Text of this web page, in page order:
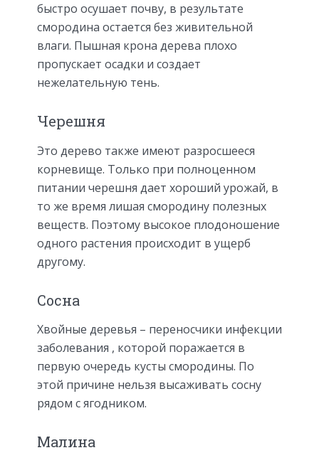
быстро осушает почву, в результате
смородина остается без живительной
влаги. Пышная крона дерева плохо
пропускает осадки и создает
нежелательную тень.
Черешня
Это дерево также имеют разросшееся
корневище. Только при полноценном
питании черешня дает хороший урожай, в
то же время лишая смородину полезных
веществ. Поэтому высокое плодоношение
одного растения происходит в ущерб
другому.
Сосна
Хвойные деревья – переносчики инфекции
заболевания , которой поражается в
первую очередь кусты смородины. По
этой причине нельзя высаживать сосну
рядом с ягодником.
Малина